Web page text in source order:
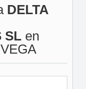
DELTA
SL en